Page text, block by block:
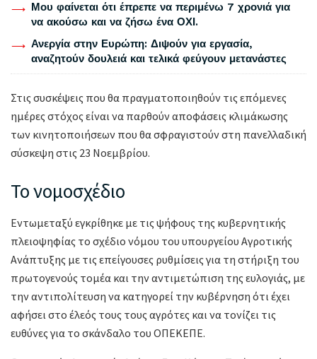
Μου φαίνεται ότι έπρεπε να περιμένω 7 χρονιά για
να ακούσω και να ζήσω ένα ΟΧΙ.
Ανεργία στην Ευρώπη: Διψούν για εργασία,
αναζητούν δουλειά και τελικά φεύγουν μετανάστες
Στις συσκέψεις που θα πραγματοποιηθούν τις επόμενες
ημέρες στόχος είναι να παρθούν αποφάσεις κλιμάκωσης
των κινητοποιήσεων που θα σφραγιστούν στη πανελλαδική
σύσκεψη στις 23 Νοεμβρίου.
Το νομοσχέδιο
Εντωμεταξύ εγκρίθηκε με τις ψήφους της κυβερνητικής
πλειοψηφίας το σχέδιο νόμου του υπουργείου Αγροτικής
Ανάπτυξης με τις επείγουσες ρυθμίσεις για τη στήριξη του
πρωτογενούς τομέα και την αντιμετώπιση της ευλογιάς, με
την αντιπολίτευση να κατηγορεί την κυβέρνηση ότι έχει
αφήσει στο έλεός τους τους αγρότες και να τονίζει τις
ευθύνες για το σκάνδαλο του ΟΠΕΚΕΠΕ.